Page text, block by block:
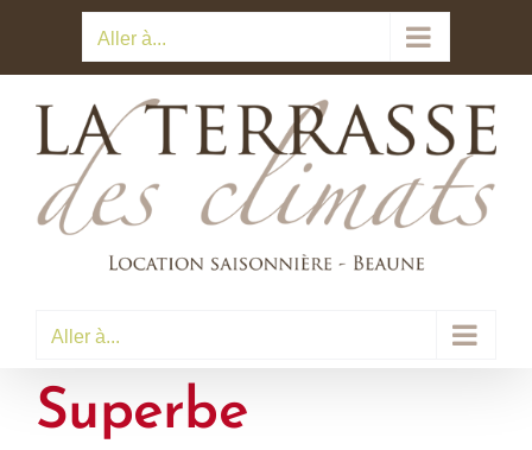
contenu
Aller à...
Aller à...
Superbe